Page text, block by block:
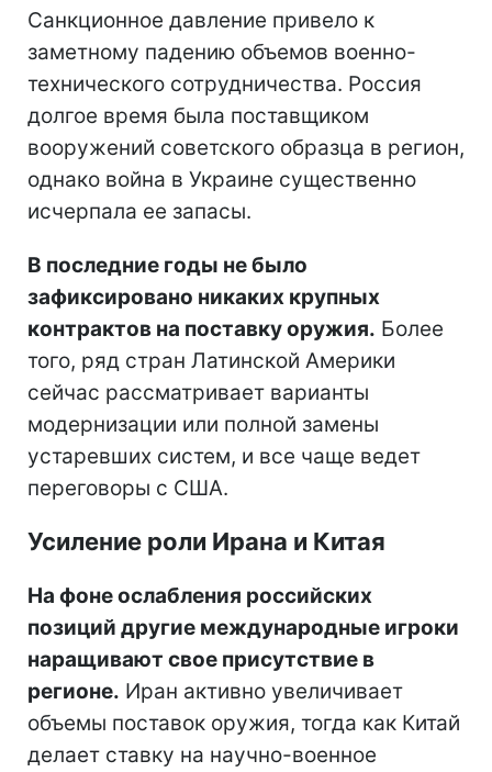
Санкционное давление привело к
заметному падению объемов военно-
технического сотрудничества. Россия
долгое время была поставщиком
вооружений советского образца в регион,
однако война в Украине существенно
исчерпала ее запасы.
В последние годы не было
зафиксировано никаких крупных
контрактов на поставку оружия. Более
того, ряд стран Латинской Америки
сейчас рассматривает варианты
модернизации или полной замены
устаревших систем, и все чаще ведет
переговоры с США.
Усиление роли Ирана и Китая
На фоне ослабления российских
позиций другие международные игроки
наращивают свое присутствие в
регионе. Иран активно увеличивает
объемы поставок оружия, тогда как Китай
делает ставку на научно-военное